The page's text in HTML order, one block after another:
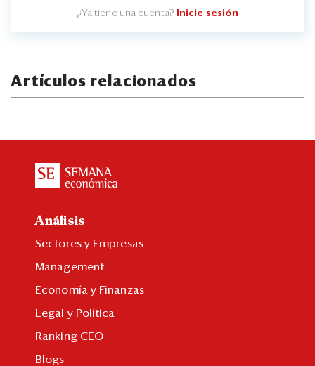
¿Ya tiene una cuenta? Inicie sesión
Artículos relacionados
Análisis
Sectores y Empresas
Management
Economía y Finanzas
Legal y Política
Ranking CEO
Blogs